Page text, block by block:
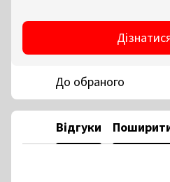
До обраного
Відгуки